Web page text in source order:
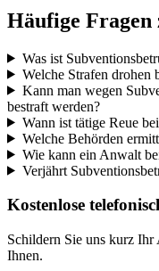
Häufige Fragen
Was ist
Welche Strafen drohen
Kann man wegen
bestraft werden?
Wann ist tätige Reue
Welche Behörden
Wie kann ein Anwalt
Verjährt
Kostenlose
Schildern Sie uns kurz
Ihnen.